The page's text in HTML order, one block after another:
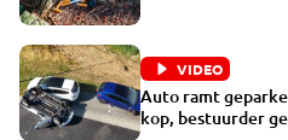
VIDEO
Auto ramt
kop, bestuurder